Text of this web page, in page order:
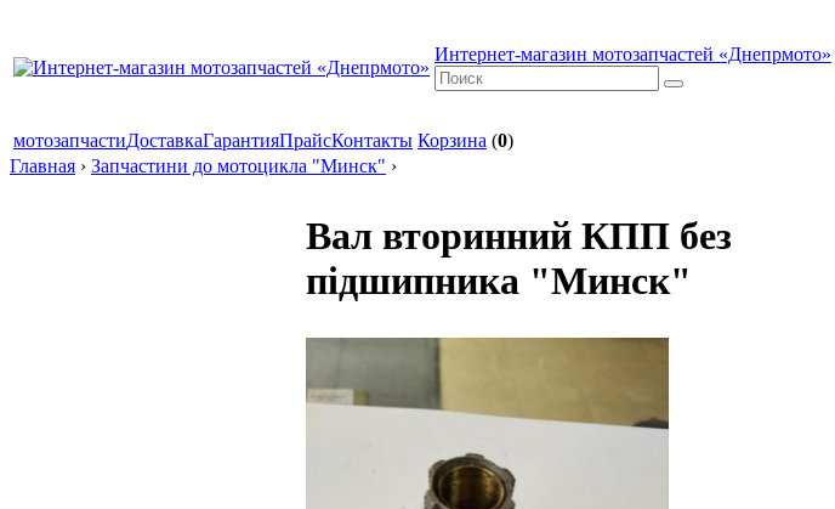
Интернет-магазин мотозапчастей «Днепрмото»
мотозапчастиДоставкаГарантияПрайсКонтакты Корзина (0)
Главная › Запчастини до мотоцикла "Минск" ›
Вал вторинний КПП без
підшипника "Минск"